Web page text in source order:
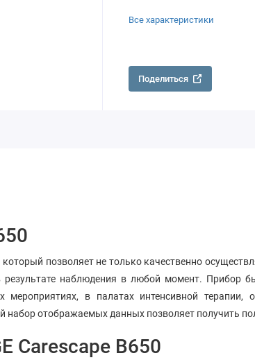
Все характеристики
Поделиться
позволяет не только качественно
наблюдения в любой момент. Прибор
в палатах интенсивной терапии,
набор отображаемых данных позволяет получить
Carescape B650